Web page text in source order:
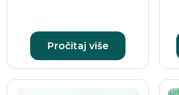
Pročitaj više